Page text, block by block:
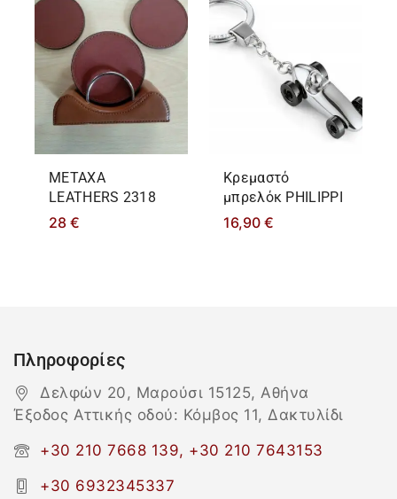
METAXA
LEATHERS 2318
28 €
Κρεμαστό
μπρελόκ PHILIPPΙ
16,90 €
Πληροφορίες
Δελφών 20, Μαρούσι 15125, Αθήνα
Έξοδος Αττικής οδού: Κόμβος 11, Δακτυλίδι
+30 210 7668 139, +30 210 7643153
+30 6932345337